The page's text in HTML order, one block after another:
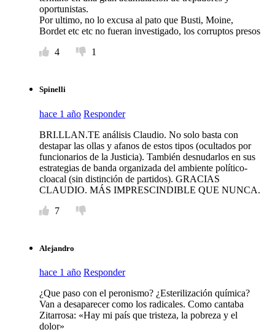
oportunistas.
Por ultimo, no lo excusa al pato que Busti, Moine,
Bordet etc etc no fueran investigado, los corruptos presos
4
1
Spinelli
hace 1 año Responder
BRI.LLAN.TE análisis Claudio. No solo basta con
destapar las ollas y afanos de estos tipos (ocultados por
funcionarios de la Justicia). También desnudarlos en sus
estrategias de banda organizada del ambiente político-
cloacal (sin distinción de partidos). GRACIAS
CLAUDIO. MÁS IMPRESCINDIBLE QUE NUNCA.
7
Alejandro
hace 1 año Responder
¿Que paso con el peronismo? ¿Esterilización química?
Van a desaparecer como los radicales. Como cantaba
Zitarrosa: «Hay mi país que tristeza, la pobreza y el
dolor»